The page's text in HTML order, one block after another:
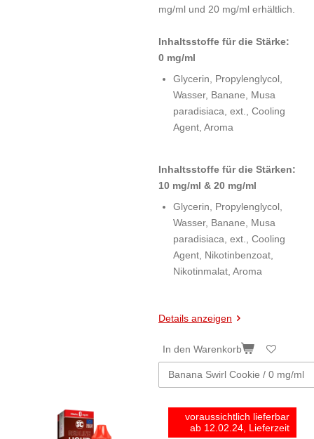
mg/ml und 20 mg/ml erhältlich.
Inhaltsstoffe für die Stärke:
0 mg/ml
Glycerin, Propylenglycol,
Wasser, Banane, Musa
paradisiaca, ext., Cooling
Agent, Aroma
Inhaltsstoffe für die Stärken:
10 mg/ml & 20 mg/ml
Glycerin, Propylenglycol,
Wasser, Banane, Musa
paradisiaca, ext., Cooling
Agent, Nikotinbenzoat,
Nikotinmalat, Aroma
Details anzeigen
In den Warenkorb
voraussichtlich lieferbar
ab 12.02.24, Lieferzeit